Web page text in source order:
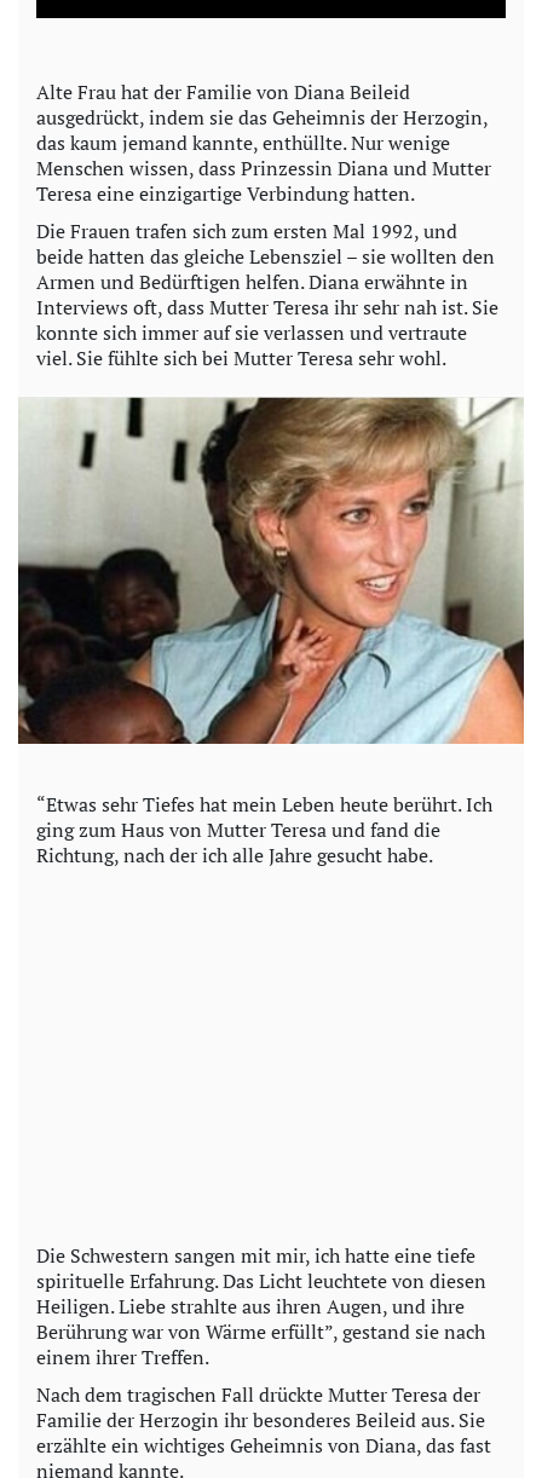
a
V
i
d
e
o
Alte Frau hat der Familie von Diana Beileid
ausgedrückt, indem sie das Geheimnis der Herzogin,
das kaum jemand kannte, enthüllte. Nur wenige
Menschen wissen, dass Prinzessin Diana und Mutter
Teresa eine einzigartige Verbindung hatten.
Die Frauen trafen sich zum ersten Mal 1992, und
beide hatten das gleiche Lebensziel – sie wollten den
Armen und Bedürftigen helfen. Diana erwähnte in
Interviews oft, dass Mutter Teresa ihr sehr nah ist. Sie
konnte sich immer auf sie verlassen und vertraute
viel. Sie fühlte sich bei Mutter Teresa sehr wohl.
“Etwas sehr Tiefes hat mein Leben heute berührt. Ich
ging zum Haus von Mutter Teresa und fand die
Richtung, nach der ich alle Jahre gesucht habe.
Die Schwestern sangen mit mir, ich hatte eine tiefe
spirituelle Erfahrung. Das Licht leuchtete von diesen
Heiligen. Liebe strahlte aus ihren Augen, und ihre
Berührung war von Wärme erfüllt”, gestand sie nach
einem ihrer Treffen.
Nach dem tragischen Fall drückte Mutter Teresa der
Familie der Herzogin ihr besonderes Beileid aus. Sie
erzählte ein wichtiges Geheimnis von Diana, das fast
niemand kannte.